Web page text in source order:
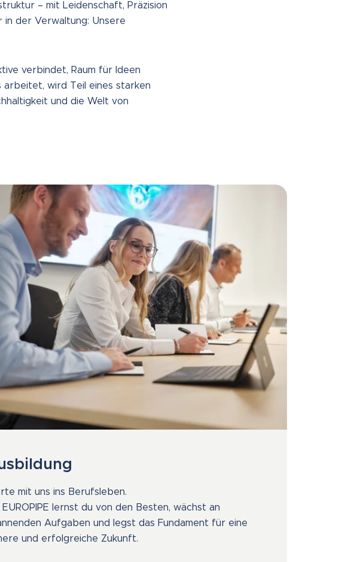
– mit Leidenschaft, Präzision
in der Verwaltung: Unsere
verbindet, Raum für Ideen
wird Teil eines starken
und die Welt von
mit uns ins Berufsleben.
EUROPIPE lernst du von den Besten, wächst an
Aufgaben und legst das Fundament für eine
und erfolgreiche Zukunft.